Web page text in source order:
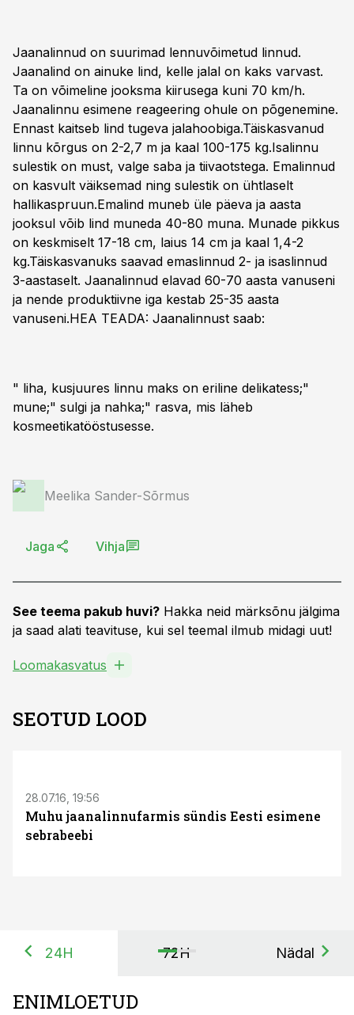
Jaanalinnud on suurimad lennuvõimetud linnud.
Jaanalind on ainuke lind, kelle jalal on kaks varvast.
Ta on võimeline jooksma kiirusega kuni 70 km/h.
Jaanalinnu esimene reageering ohule on põgenemine.
Ennast kaitseb lind tugeva jalahoobiga.Täiskasvanud
linnu kõrgus on 2-2,7 m ja kaal 100-175 kg.Isalinnu
sulestik on must, valge saba ja tiivaotstega. Emalinnud
on kasvult väiksemad ning sulestik on ühtlaselt
hallikaspruun.Emalind muneb üle päeva ja aasta
jooksul võib lind muneda 40-80 muna. Munade pikkus
on keskmiselt 17-18 cm, laius 14 cm ja kaal 1,4-2
kg.Täiskasvanuks saavad emaslinnud 2- ja isaslinnud
3-aastaselt. Jaanalinnud elavad 60-70 aasta vanuseni
ja nende produktiivne iga kestab 25-35 aasta
vanuseni.HEA TEADA: Jaanalinnust saab:
" liha, kusjuures linnu maks on eriline delikatess;"
mune;" sulgi ja nahka;" rasva, mis läheb
kosmeetikatööstusesse.
Meelika Sander-Sõrmus
Jaga Vihja
See teema pakub huvi? Hakka neid märksõnu jälgima
ja saad alati teavituse, kui sel teemal ilmub midagi uut!
Loomakasvatus
SEOTUD LOOD
28.07.16, 19:56
Muhu jaanalinnufarmis sündis Eesti esimene
sebrabeebi
24H 72H Nädal
ENIMLOETUD